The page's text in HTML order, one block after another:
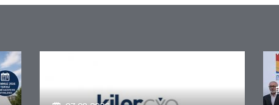
07.08.2026